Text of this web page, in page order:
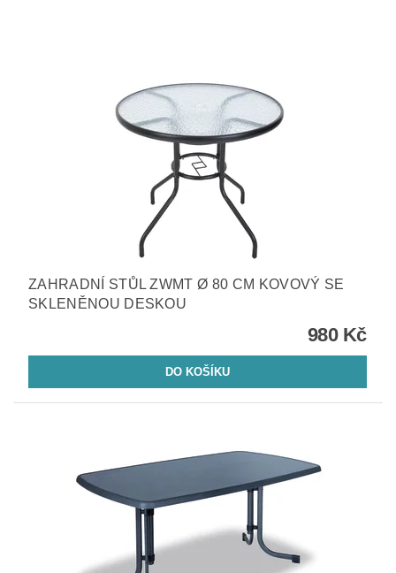
ZAHRADNÍ STŮL ZWMT Ø 80 CM KOVOVÝ SE
SKLENĚNOU DESKOU
980 Kč